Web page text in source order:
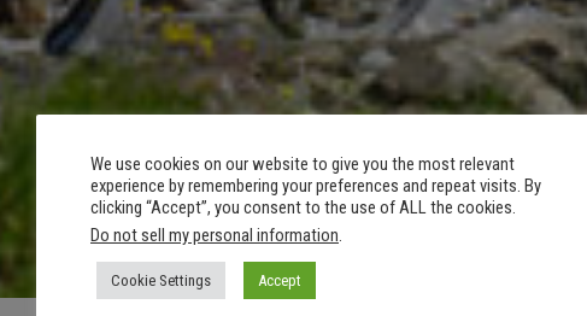
We use cookies on our website to give you the most relevant
experience by remembering your preferences and repeat visits. By
clicking “Accept”, you consent to the use of ALL the cookies.
Do not sell my personal information.
Cookie Settings Accept